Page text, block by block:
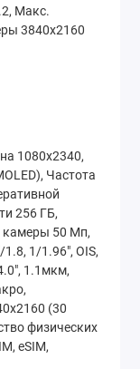
забыть
активном
весь
от
Макс.
3840x2160
1080x2340,
Частота
256 ГБ,
камеры 50 Мп,
1/1.96", OIS,
1.1мкм,
(30
физических
eSIM,